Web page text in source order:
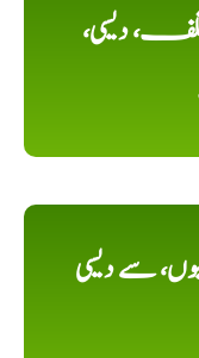
دیسی،
سے دیسی